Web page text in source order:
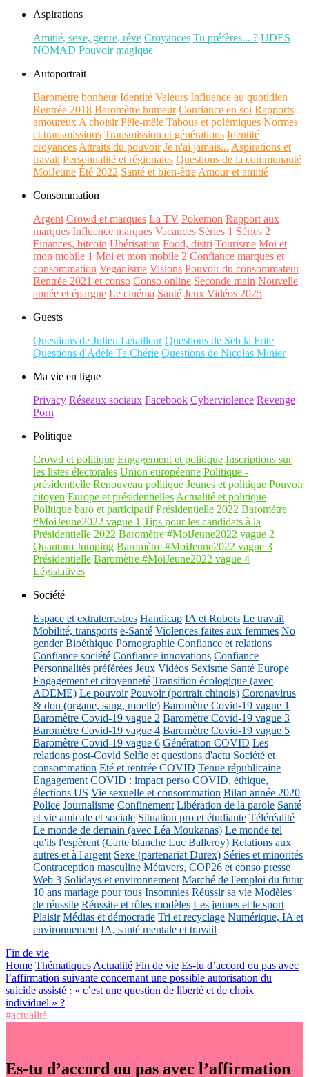
Aspirations
Amitié, sexe, genre, rêve Croyances Tu préfères... ? UDES
NOMAD Pouvoir magique
Autoportrait
Baromètre bonheur Identité Valeurs Influence au quotidien
Rentrée 2018 Baromètre humeur Confiance en soi Rapports
amoureux A choisir Pêle-mêle Tabous et polémiques Normes
et transmissions Transmission et générations Identité
croyances Attraits du pouvoir Je n'ai jamais... Aspirations et
travail Personnalité et régionales Questions de la communauté
MoiJeune Été 2022 Santé et bien-être Amour et amitié
Consommation
Argent Crowd et marques La TV Pokemon Rapport aux
marques Influence marques Vacances Séries 1 Séries 2
Finances, bitcoin Ubérisation Food, distri Tourisme Moi et
mon mobile 1 Moi et mon mobile 2 Confiance marques et
consommation Veganisme Visions Pouvoir du consommateur
Rentrée 2021 et conso Conso online Seconde main Nouvelle
année et épargne Le cinéma Santé Jeux Vidéos 2025
Guests
Questions de Julien Letailleur Questions de Seb la Frite
Questions d'Adèle Ta Chérie Questions de Nicolas Minier
Ma vie en ligne
Privacy Réseaux sociaux Facebook Cyberviolence Revenge
Porn
Politique
Crowd et politique Engagement et politique Inscriptions sur
les listes électorales Union européenne Politique -
présidentielle Renouveau politique Jeunes et politique Pouvoir
citoyen Europe et présidentielles Actualité et politique
Politique baro et participatif Présidentielle 2022 Baromètre
#MoiJeune2022 vague 1 Tips pour les candidats à la
Présidentielle 2022 Baromètre #MoiJeune2022 vague 2
Quantum Jumping Baromètre #MoiJeune2022 vague 3
Présidentielle Baromètre #MoiJeune2022 vague 4
Législatives
Société
Espace et extraterrestres Handicap IA et Robots Le travail
Mobilité, transports e-Santé Violences faites aux femmes No
gender Bioéthique Pornographie Confiance et relations
Confiance société Confiance innovations Confiance
Personnalités préférées Jeux Vidéos Sexisme Santé Europe
Engagement et citoyenneté Transition écologique (avec
ADEME) Le pouvoir Pouvoir (portrait chinois) Coronavirus
& don (organe, sang, moelle) Baromètre Covid-19 vague 1
Baromètre Covid-19 vague 2 Baromètre Covid-19 vague 3
Baromètre Covid-19 vague 4 Baromètre Covid-19 vague 5
Baromètre Covid-19 vague 6 Génération COVID Les
relations post-Covid Selfie et questions d'actu Société et
consommation Eté et rentrée COVID Tenue républicaine
Engagement COVID : impact perso COVID, éthique,
élections US Vie sexuelle et consommation Bilan année 2020
Police Journalisme Confinement Libération de la parole Santé
et vie amicale et sociale Situation pro et étudiante Téléréalité
Le monde de demain (avec Léa Moukanas) Le monde tel
qu'ils l'espèrent (Carte blanche Luc Balleroy) Relations aux
autres et à l'argent Sexe (partenariat Durex) Séries et minorités
Contraception masculine Métavers, COP26 et conso presse
Web 3 Solidays et environnement Marché de l'emploi du futur
10 ans mariage pour tous Insomnies Réussir sa vie Modèles
de réussite Réussite et rôles modèles Les jeunes et le sport
Plaisir Médias et démocratie Tri et recyclage Numérique, IA et
environnement IA, santé mentale et travail
Fin de vie
Home Thématiques Actualité Fin de vie Es-tu d’accord ou pas avec
l’affirmation suivante concernant une possible autorisation du
suicide assisté : « c’est une question de liberté et de choix
individuel » ?
#actualité
Es-tu d’accord ou pas avec l’affirmation